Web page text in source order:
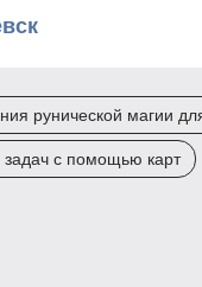
рунической магии
с помощью карт